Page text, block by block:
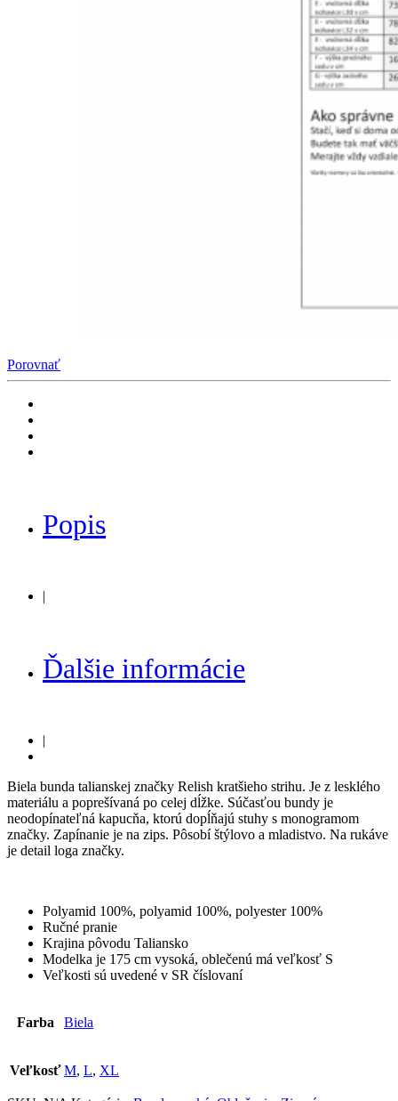
Porovnať
Popis
|
Ďalšie informácie
|
Biela bunda talianskej značky Relish kratšieho strihu. Je z lesklého
materiálu a poprešívaná po celej dĺžke. Súčasťou bundy je
neodopínateľná kapucňa, ktorú dopĺňajú stuhy s monogramom
značky. Zapínanie je na zips. Pôsobí štýlovo a mladistvo. Na rukáve
je detail loga značky.
Polyamid 100%, polyamid 100%, polyester 100%
Ručné pranie
Krajina pôvodu Taliansko
Modelka je 175 cm vysoká, oblečenú má veľkosť S
Veľkosti sú uvedené v SR číslovaní
Farba Biela
Veľkosť M, L, XL